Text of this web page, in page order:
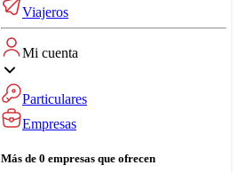
Viajeros
Mi cuenta
Particulares
Empresas
Más de 0 empresas que ofrecen